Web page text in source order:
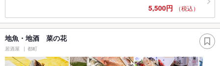
5,500円 （税込）
地魚・地酒 菜の花
居酒屋 都町